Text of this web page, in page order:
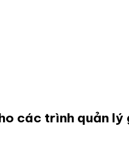
các trình quản lý